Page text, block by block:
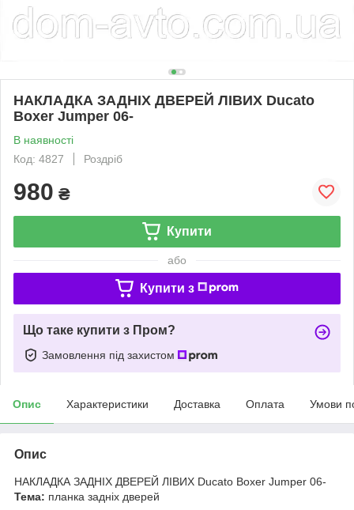
НАКЛАДКА ЗАДНІХ ДВЕРЕЙ ЛІВИХ Ducato
Boxer Jumper 06-
В наявності
Код: 4827
Роздріб
980 ₴
Купити
або
Купити з
Що таке купити з Пром?
Замовлення під захистом
Опис Характеристики Доставка Оплата Умови
Опис
НАКЛАДКА ЗАДНІХ ДВЕРЕЙ ЛІВИХ Ducato Boxer Jumper 06-
Тема: планка задніх дверей